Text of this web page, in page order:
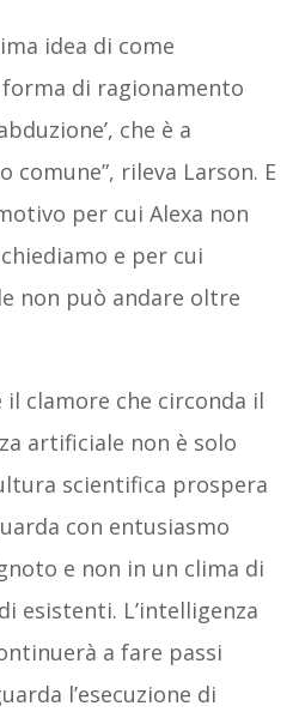
idea di come
di ragionamento
che è a
comune”, rileva Larson. E
per cui Alexa non
e per cui
non può andare oltre
il clamore che circonda il
artificiale non è solo
scientifica prospera
con entusiasmo
e non in un clima di
esistenti. L’intelligenza
a fare passi
l’esecuzione di